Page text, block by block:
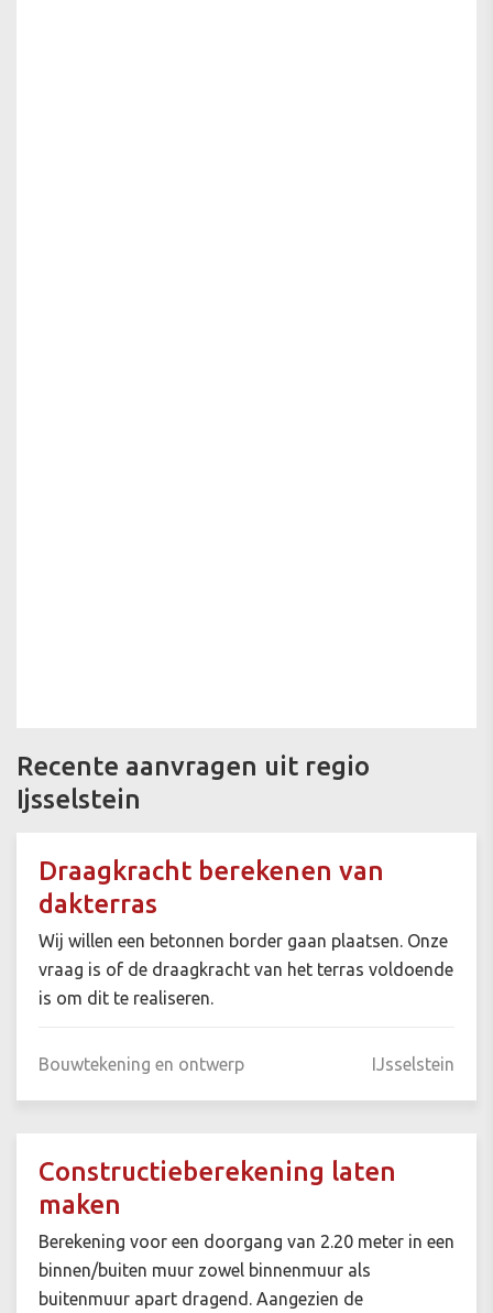
Recente aanvragen uit regio
Ijsselstein
Draagkracht berekenen van
dakterras
Wij willen een betonnen border gaan plaatsen. Onze
vraag is of de draagkracht van het terras voldoende
is om dit te realiseren.
Bouwtekening en ontwerp IJsselstein
Constructieberekening laten
maken
Berekening voor een doorgang van 2.20 meter in een
binnen/buiten muur zowel binnenmuur als
buitenmuur apart dragend. Aangezien de